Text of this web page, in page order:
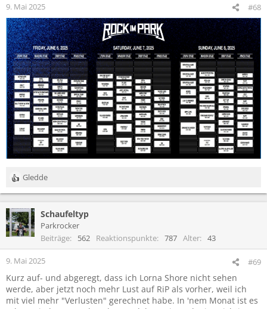
9. Mai 2025 #68
R
e
k
t
i
o
n
n
:
Gledde
Schaufeltyp
Parkrocker
Beiträge
562 Reaktionspunkte 787 Alter 43
9. Mai 2025 #69
Kurz auf- und abgeregt, dass ich Lorna Shore nicht sehen
werde, aber jetzt noch mehr Lust auf RiP als vorher, weil ich
mit viel mehr "Verlusten" gerechnet habe. In 'nem Monat ist es